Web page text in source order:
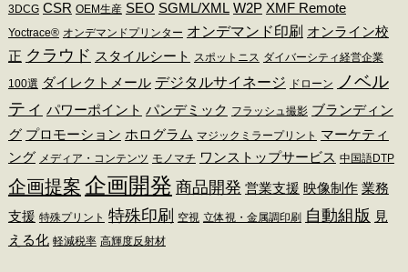
3DCG CSR OEM生産 SEO SGML/XML W2P XMF Remote
Yoctrace® オンデマンドプリンター オンデマンド印刷 オンライン校
正 クラウド スタイルシート スポットニス ダイバーシティ経営企業
100選 ダイレクトメール デジタルサイネージ ドローン
ノベル
ティ パワーポイント パンデミック フラッシュ撮影 ブランディン
グ プロモーション ホログラム マジックミラープリント マーケティ
ング メディア・コンテンツ モノマチ ワンストップサービス 中国語DTP
企画提案 企画開発 商品開発 営業支援 映像制作 業務
支援 特殊プリント 特殊印刷 空視 立体視・金属調印刷 自動組版 見
える化 軽減税率 高輝度反射材